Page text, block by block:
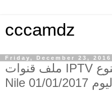
cccamdz
Friday, December 23, 2016
ملف قنوات IPTV متنوع BeIN, OSN, SKY,
Nile ليوم 01/01/2017